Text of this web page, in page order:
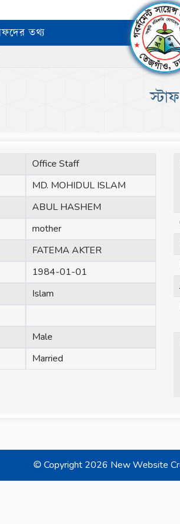
তথ্য
স্টাফ
Office Staff
MD. MOHIDUL ISLAM
ABUL HASHEM
mother
FATEMA AKTER
1984-01-01
Islam
Male
Married
© Copyright 2026 New Website